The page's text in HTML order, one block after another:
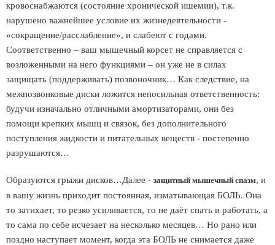
кровоснабжаются (состояние хронической ишемии), т.к.
нарушено важнейшее условие их жизнедеятельности -
«сокращение/расслабление», и слабеют с годами.
Соответственно – ваш мышечный корсет не справляется с
возложенными на него функциями – он уже не в силах
защищать (поддерживать) позвоночник… Как следствие, на
межпозвонковые диски ложится непосильная ответственность:
будучи изначально отличными амортизаторами, они без
помощи крепких мышц и связок, без дополнительного
поступления жидкости и питательных веществ - постепенно
разрушаются…
Образуются грыжи дисков…Далее - защитный мышечный спазм, и
в вашу жизнь приходит постоянная, изматывающая БОЛЬ. Она
то затихает, то резко усиливается, то не даёт спать и работать, а
то сама по себе исчезает на несколько месяцев… Но рано или
поздно наступает момент, когда эта БОЛЬ не снимается даже